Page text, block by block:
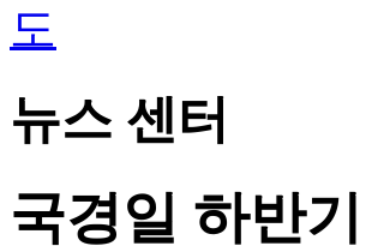
뉴스 센터
국경일 하반